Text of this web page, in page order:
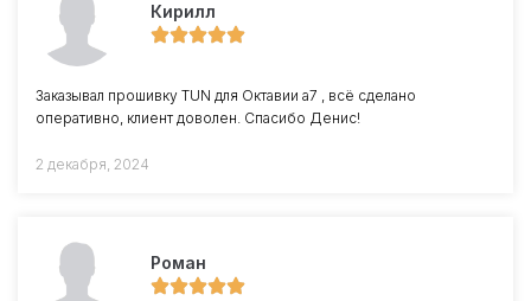
Кирилл
Заказывал прошивку TUN для Октавии a7 , всё сделано
оперативно, клиент доволен. Спасибо Денис!
2 декабря, 2024
Роман